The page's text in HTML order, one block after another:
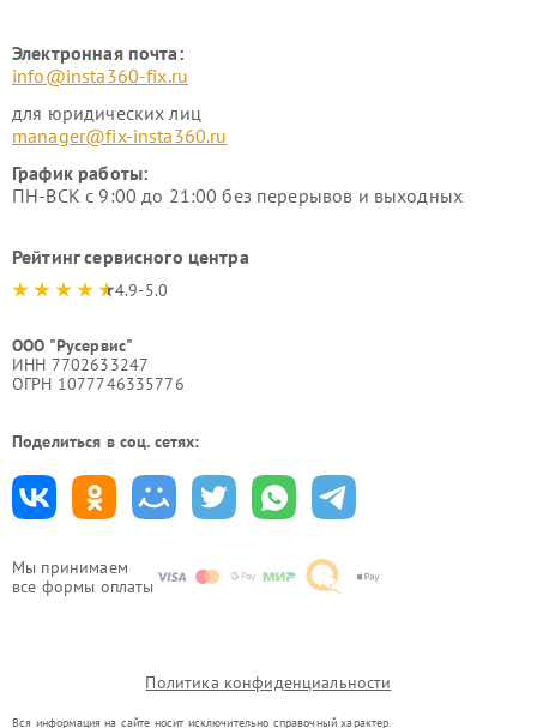
Мы принимаем
все формы оплаты
Электронная почта:
info@insta360-fix.ru
для юридических лиц
manager@fix-insta360.ru
График работы:
ПН-ВСК с 9:00 до 21:00 без перерывов и выходных
Рейтинг сервисного центра
4.9-5.0
ООО "Русервис"
ИНН 7702633247
ОГРН 1077746335776
Поделиться в соц. сетях:
Политика конфиденциальности
Вся информация на сайте носит исключительно справочный характер.